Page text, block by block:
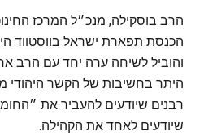
הרב בוסקילה, מנכ״ל המרכז
הכנסת תפארת ישראל בווסטווד
והוביל לשיחה ערה יחד עם הרב
היתר בחשיבות של הקשר היהודי
רבנים שיודעים להעביר את
שיודעים לאחד את הקהילה.